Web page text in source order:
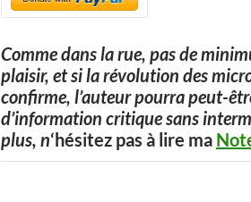
Comme dans la rue, pas de
plaisir, et si la révolution des
confirme, l’auteur pourra peut-
d’information critique sans
plus, n‘hésitez pas à lire ma